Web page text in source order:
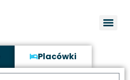
Placówki